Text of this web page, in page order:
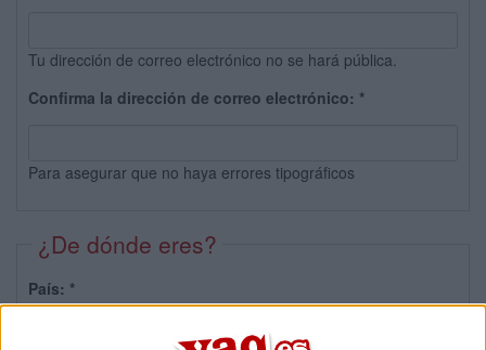
Tu dirección de correo electrónico no se hará pública.
Confirma la dirección de correo electrónico: *
Para asegurar que no haya errores tipográficos
¿De dónde eres?
País: *